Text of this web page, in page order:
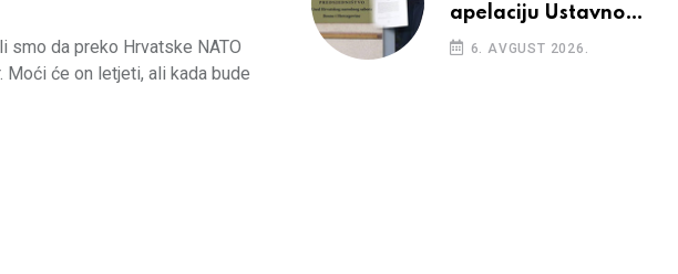
da preko Hrvatske NATO
će on letjeti, ali kada bude
apelaciju Ustavnom
sudu BiH
6. AVGUST 2026.